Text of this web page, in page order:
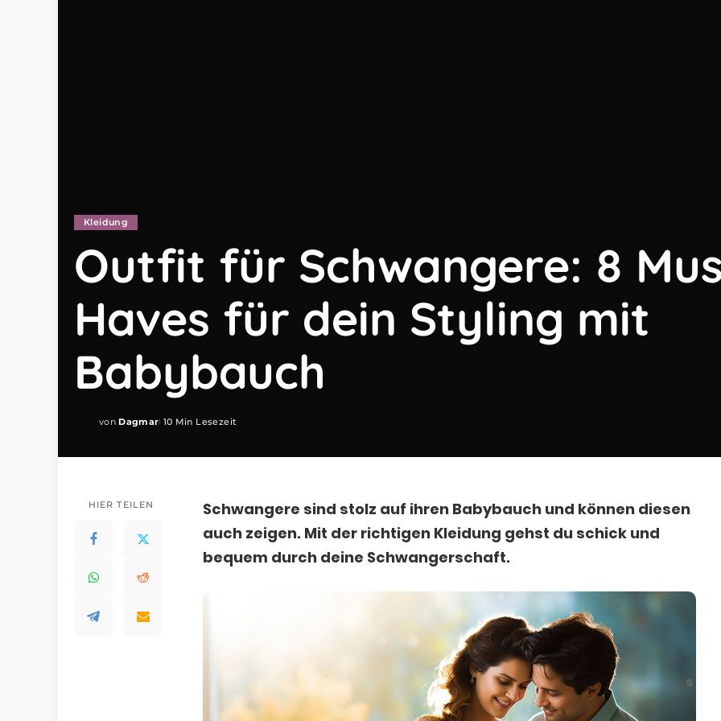
Kleidung
Outfit für Schwangere: 8
Haves für dein Styling mit
Babybauch
Posted
von Dagmar 10 Min Lesezeit
HIER TEILEN
Schwangere sind stolz auf ihren Babybauch und können diesen
auch zeigen. Mit der richtigen Kleidung gehst du schick und
bequem durch deine Schwangerschaft.